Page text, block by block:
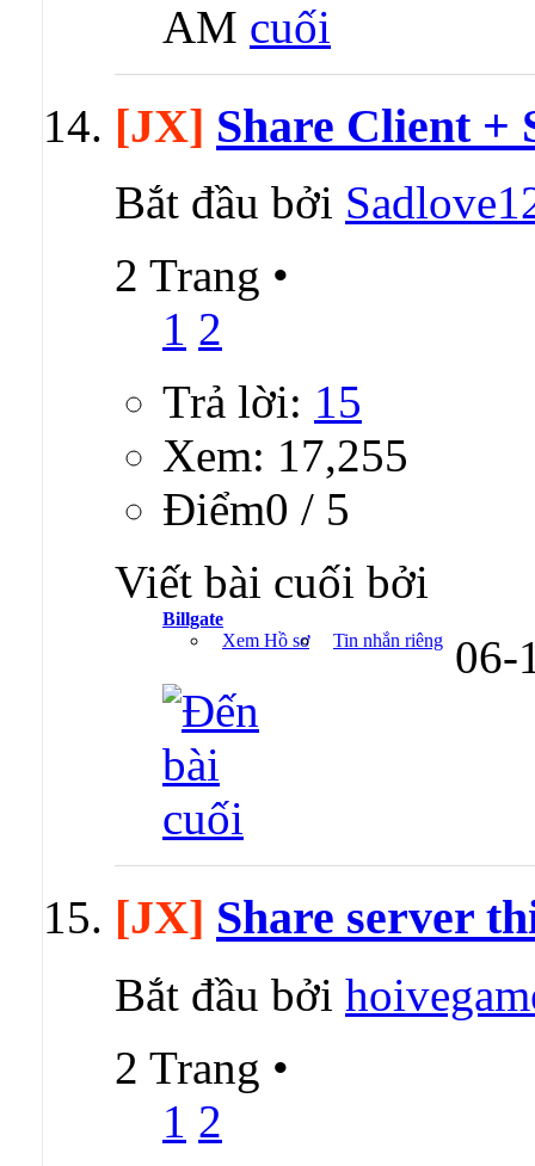
AM
[JX] Share Client +
Bắt đầu bởi
2 Trang •
1 2
Trả lời: 15
Xem: 17,255
Ðiểm0 / 5
Viết bài cuối bởi
Billgate
Xem Hồ sơ
Tin nhắn riêng 06-
[JX] Share server
Bắt đầu bởi
2 Trang •
1 2